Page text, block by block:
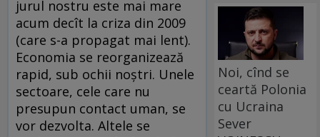
jurul nostru este mai mare
acum decît la criza din 2009
(care s-a propagat mai lent).
Economia se reorganizează
rapid, sub ochii noștri. Unele
sectoare, cele care nu
presupun contact uman, se
vor dezvolta. Altele se
Noi, cînd se
ceartă Polonia
cu Ucraina
Sever